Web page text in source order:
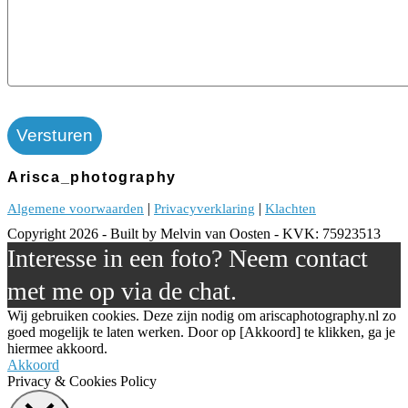
Arisca_photography
Algemene voorwaarden | Privacyverklaring | Klachten
Copyright 2026 - Built by Melvin van Oosten - KVK: 75923513
Interesse in een foto? Neem contact
met me op via de chat.
Wij gebruiken cookies. Deze zijn nodig om ariscaphotography.nl zo
goed mogelijk te laten werken. Door op [Akkoord] te klikken, ga je
hiermee akkoord.
Akkoord
Privacy & Cookies Policy